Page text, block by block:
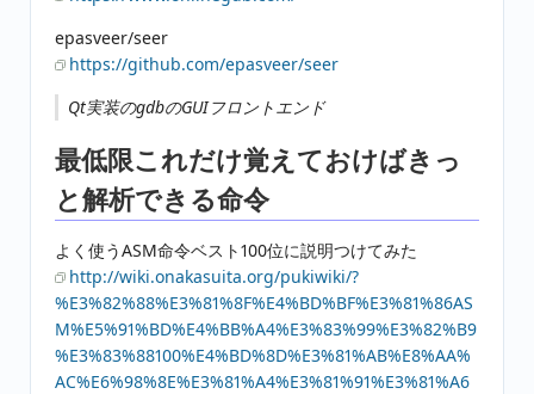
epasveer/seer
https://github.com/epasveer/seer
Qt実装のgdbのGUIフロントエンド
最低限これだけ覚えておけばきっ
と解析できる命令
よく使うASM命令ベスト100位に説明つけてみた
http://wiki.onakasuita.org/pukiwiki/?
%E3%82%88%E3%81%8F%E4%BD%BF%E3%81%86AS
M%E5%91%BD%E4%BB%A4%E3%83%99%E3%82%B9
%E3%83%88100%E4%BD%8D%E3%81%AB%E8%AA%
AC%E6%98%8E%E3%81%A4%E3%81%91%E3%81%A6